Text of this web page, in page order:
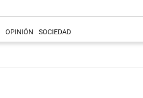
OPINIÓN SOCIEDAD